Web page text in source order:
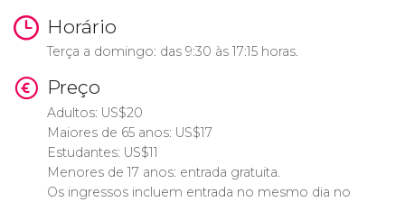
Horário
Terça a domingo: das 9:30 às 17:15 horas.
Preço
Adultos: US$20
Maiores de 65 anos: US$17
Estudantes: US$11
Menores de 17 anos: entrada gratuita.
Os ingressos incluem entrada no mesmo dia no